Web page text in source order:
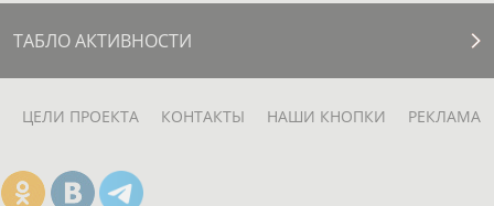
ТАБЛО АКТИВНОСТИ
ЦЕЛИ ПРОЕКТА КОНТАКТЫ НАШИ КНОПКИ РЕКЛАМА